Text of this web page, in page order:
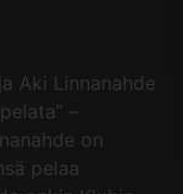
Aki Linnanahde
–
on
pelaa